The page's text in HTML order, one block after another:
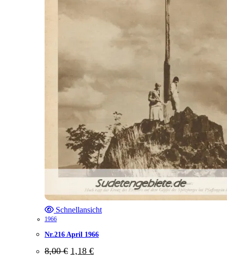
Schnellansicht
1966
Nr.216 April 1966
8,00€ Ursprünglicher
1,18 €Aktueller